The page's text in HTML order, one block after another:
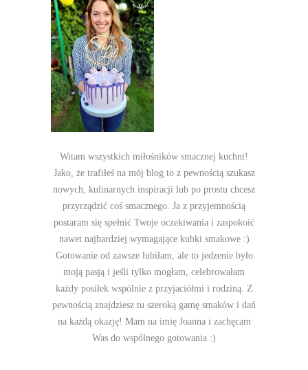
Witam wszystkich miłośników smacznej kuchni!
Jako, że trafiłeś na mój blog to z pewnością szukasz
nowych, kulinarnych inspiracji lub po prostu chcesz
przyrządzić coś smacznego. Ja z przyjemnością
postaram się spełnić Twoje oczekiwania i zaspokoić
nawet najbardziej wymagające kubki smakowe :)
Gotowanie od zawsze lubiłam, ale to jedzenie było
moją pasją i jeśli tylko mogłam, celebrowałam
każdy posiłek wspólnie z przyjaciółmi i rodziną. Z
pewnością znajdziesz tu szeroką gamę smaków i dań
na każdą okazję! Mam na imię Joanna i zachęcam
Was do wspólnego gotowania :)